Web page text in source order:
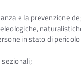
e la prevenzione
in stato di